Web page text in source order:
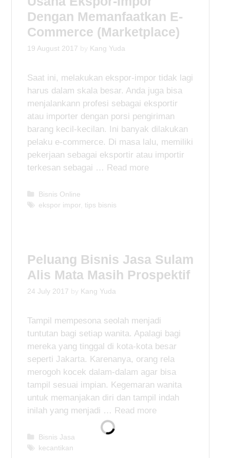
e
s
Dengan Memanfaatkan E-
Commerce (Marketplace)
19 August 2017 by Kang Yuda
Saat ini, melakukan ekspor-impor tidak lagi
harus dalam skala besar. Anda juga bisa
menjalankann profesi sebagai eksportir
atau importer dengan porsi pengiriman
barang kecil-kecilan. Ini banyak dilakukan
pelaku e-commerce. Di masa lalu, memiliki
pekerjaan sebagai eksportir atau importir
terkesan sebagai … Read more
C
a
r
i
e
s
Bisnis Online
T
ekspor impor, tips bisnis
Peluang Bisnis Jasa Sulam
Alis Mata Masih Prospektif
24 July 2017 by Kang Yuda
Tampil mempesona seolah menjadi
tuntutan bagi setiap wanita. Apalagi bagi
mereka yang tinggal di kota-kota besar
seperti Jakarta. Karenanya, orang rela
merogoh kocek dalam-dalam agar bisa
tampil sesuai impian. Kegemaran wanita
untuk memanjakan diri dan tampil indah
inilah yang menjadi … Read more
C
a
Bisnis Jasa
T
kecantikan